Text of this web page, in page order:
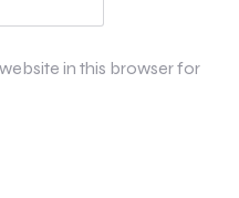
in this browser for